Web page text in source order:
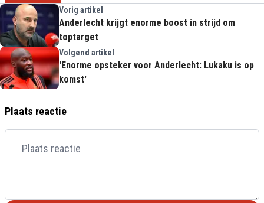
Vorig artikel
Anderlecht krijgt enorme boost in strijd om
toptarget
Volgend artikel
'Enorme opsteker voor Anderlecht: Lukaku is op
komst'
Plaats reactie